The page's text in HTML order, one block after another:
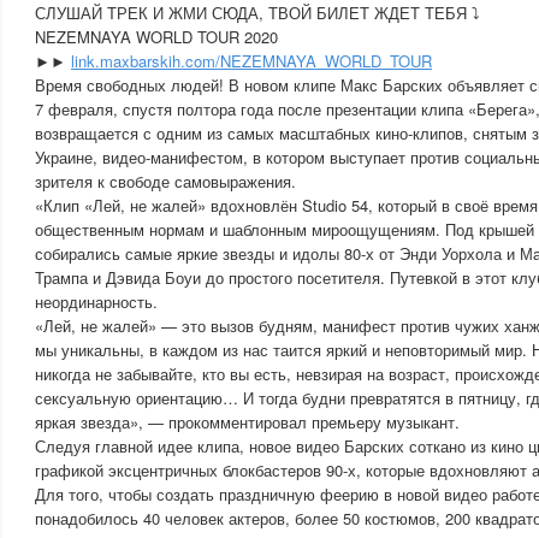
СЛУШАЙ ТРЕК И ЖМИ СЮДА, ТВОЙ БИЛЕТ ЖДЕТ ТЕБЯ ⤵️
NEZEMNAYA WORLD TOUR 2020
►► link.maxbarskih.com/NEZEMNAYA_WORLD_TOUR
Время свободных людей! В новом клипе Макс Барских объявляет
7 февраля, спустя полтора года после презентации клипа
возвращается с одним из самых масштабных кино-клипов, снятым
Украине, видео-манифестом, в котором выступает против
зрителя к свободе самовыражения.
«Клип «Лей, не жалей» вдохновлён Studio 54, который в своё
общественным нормам и шаблонным мироощущениям. Под крышей
собирались самые яркие звезды и идолы 80-х от Энди Уорхола и
Трампа и Дэвида Боуи до простого посетителя. Путевкой в этот
неординарность.
«Лей, не жалей» — это вызов будням, манифест против чужих
мы уникальны, в каждом из нас таится яркий и неповторимый мир.
никогда не забывайте, кто вы есть, невзирая на возраст,
сексуальную ориентацию… И тогда будни превратятся в пятницу,
яркая звезда», — прокомментировал премьеру музыкант.
Следуя главной идее клипа, новое видео Барских соткано из кино
графикой эксцентричных блокбастеров 90-х, которые вдохновляют
Для того, чтобы создать праздничную феерию в новой видео
понадобилось 40 человек актеров, более 50 костюмов, 200